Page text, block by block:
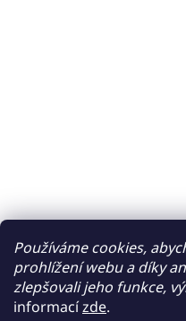
Používáme cookies,
prohlížení webu a díky
zlepšovali jeho funkce,
informacízde.